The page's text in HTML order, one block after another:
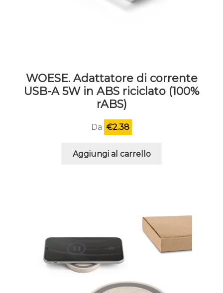
WOESE. Adattatore di corrente
USB-A 5W in ABS riciclato (100%
rABS)
Da €2.38
Aggiungi al carrello